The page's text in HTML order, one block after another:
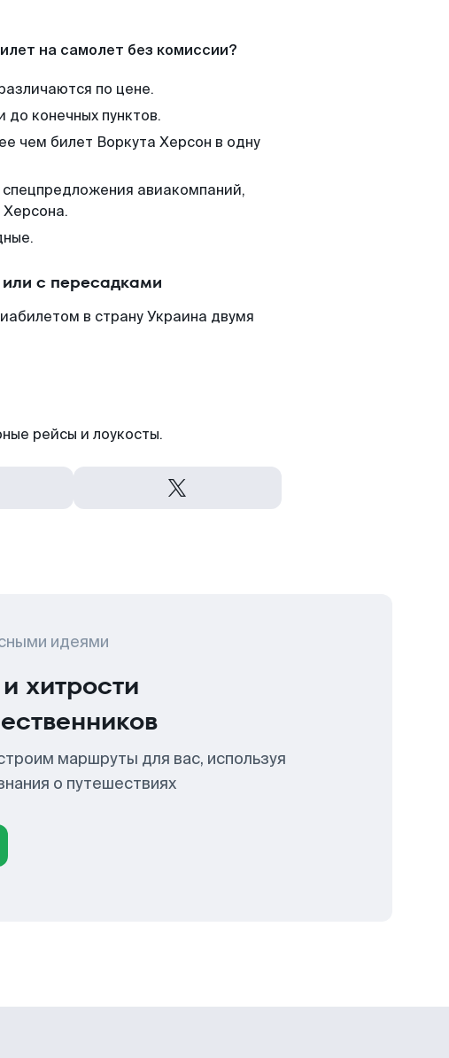
на самолет без комиссии?
по цене.
конечных пунктов.
чем билет Воркута Херсон в одну
авиакомпаний,
с пересадками
в страну Украина двумя
рейсы и лоукосты.
идеями
хитрости
маршруты для вас, используя
о путешествиях